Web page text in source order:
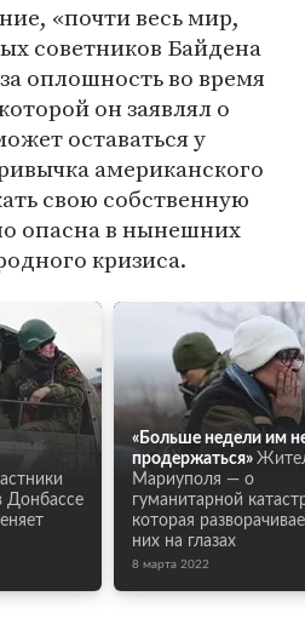
«почти весь мир,
советников Байдена
оплошность во время
он заявлял о
оставаться у
американского
свою собственную
опасна в нынешних
кризиса.
Донбассе
«Больше недели им
продержаться»
Мариуполя — о
гуманитарной
которая
них на глазах
8 марта 2022